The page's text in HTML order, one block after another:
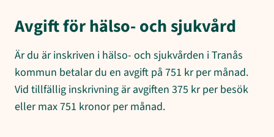
Avgift för hälso- och sjukvård
Är du är inskriven i hälso- och sjukvården i Tranås
kommun betalar du en avgift på 751 kr per månad.
Vid tillfällig inskrivning är avgiften 375 kr per besök
eller max 751 kronor per månad.